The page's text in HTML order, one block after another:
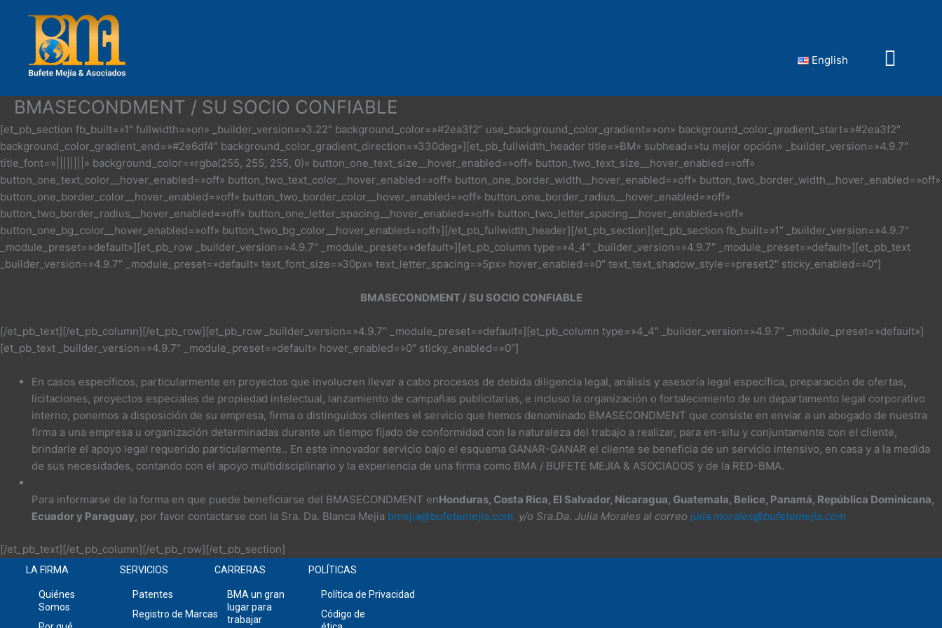
contenido
English
Quiénes Somos
Por qué nosotros
BMASECONDMENT / SU SOCIO CONFIABLE
[et_pb_section fb_built=»1″ fullwidth=»on» _builder_version=»3.22″ background_color=»#2ea3f2″ use_background_color_gradient=»on» background_color_gradient_start=»#2ea3f2″
background_color_gradient_end=»#2e6df4″ background_color_gradient_direction=»330deg»][et_pb_fullwidth_header title=»BM» subhead=»tu mejor opción» _builder_version=»4.9.7″
title_font=»||||||||» background_color=»rgba(255, 255, 255, 0)» button_one_text_size__hover_enabled=»off» button_two_text_size__hover_enabled=»off»
button_one_text_color__hover_enabled=»off» button_two_text_color__hover_enabled=»off» button_one_border_width__hover_enabled=»off» button_two_border_width__hover_enabled=»off»
button_one_border_color__hover_enabled=»off» button_two_border_color__hover_enabled=»off» button_one_border_radius__hover_enabled=»off»
button_two_border_radius__hover_enabled=»off» button_one_letter_spacing__hover_enabled=»off» button_two_letter_spacing__hover_enabled=»off»
button_one_bg_color__hover_enabled=»off» button_two_bg_color__hover_enabled=»off»][/et_pb_fullwidth_header][/et_pb_section][et_pb_section fb_built=»1″ _builder_version=»4.9.7″
_module_preset=»default»][et_pb_row _builder_version=»4.9.7″ _module_preset=»default»][et_pb_column type=»4_4″ _builder_version=»4.9.7″ _module_preset=»default»][et_pb_text
_builder_version=»4.9.7″ _module_preset=»default» text_font_size=»30px» text_letter_spacing=»5px» hover_enabled=»0″ text_text_shadow_style=»preset2″ sticky_enabled=»0″]
BMASECONDMENT / SU SOCIO CONFIABLE
[/et_pb_text][/et_pb_column][/et_pb_row][et_pb_row _builder_version=»4.9.7″ _module_preset=»default»][et_pb_column type=»4_4″ _builder_version=»4.9.7″ _module_preset=»default»]
[et_pb_text _builder_version=»4.9.7″ _module_preset=»default» hover_enabled=»0″ sticky_enabled=»0″]
En casos específicos, particularmente en proyectos que involucren llevar a cabo procesos de debida diligencia legal, análisis y asesoría legal específica, preparación de ofertas,
licitaciones, proyectos especiales de propiedad intelectual, lanzamiento de campañas publicitarias, e incluso la organización o fortalecimiento de un departamento legal corporativo
interno, ponemos a disposición de su empresa, firma o distinguidos clientes el servicio que hemos denominado BMASECONDMENT que consiste en enviar a un abogado de nuestra
firma a una empresa u organización determinadas durante un tiempo fijado de conformidad con la naturaleza del trabajo a realizar, para en-situ y conjuntamente con el cliente,
brindarle el apoyo legal requerido particularmente.. En este innovador servicio bajo el esquema GANAR-GANAR el cliente se beneficia de un servicio intensivo, en casa y a la medida
de sus necesidades, contando con el apoyo multidisciplinario y la experiencia de una firma como BMA / BUFETE MEJIA & ASOCIADOS y de la RED-BMA.
Para informarse de la forma en que puede beneficiarse del BMASECONDMENT enHonduras, Costa Rica, El Salvador, Nicaragua, Guatemala, Belice, Panamá, República Dominicana,
Ecuador y Paraguay, por favor contactarse con la Sra. Da. Blanca Mejia bmejia@bufetemejia.com y/o Sra.Da. Julia Morales al correo julia.morales@bufetemejia.com
[/et_pb_text][/et_pb_column][/et_pb_row][/et_pb_section]
LA FIRMA
Quiénes
Somos
SERVICIOS
Patentes
Registro de Marcas
CARRERAS
BMA un gran
lugar para
trabajar
POLÍTICAS
Política de Privacidad
Código de